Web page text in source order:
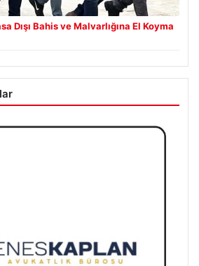
Dışı Bahis ve Malvarlığına El Koyma